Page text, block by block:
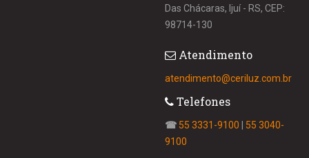
Das Chácaras, Ijuí - RS, CEP:
98714-130
Atendimento
atendimento@ceriluz.com.br
Telefones
☎ 55 3331-9100
55 3040-
9100